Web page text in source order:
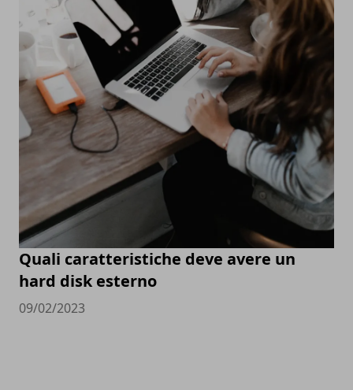
Quali caratteristiche deve avere un
hard disk esterno
09/02/2023